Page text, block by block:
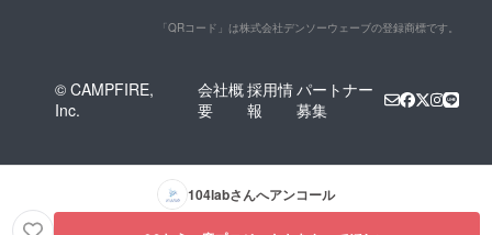
「QRコード」は株式会社デンソーウェーブの登録商標です。
© CAMPFIRE,
Inc.
会社概
要
採用情
報
パートナー
募集
104labさんへアンコール